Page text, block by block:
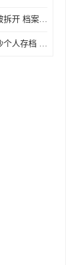
档案在手里 档案被拆开 档案补办 档案问题一站式服务
长沙档案激活 长沙个人存档 长沙档案存档